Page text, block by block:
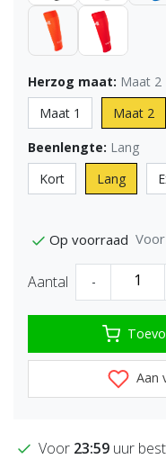
Herzog maat: Maat 2
Maat 1
Maat 2
Beenlengte: Lang
Kort
Lang
Op voorraad
Aantal -
Aan
Voor 23:59 uur